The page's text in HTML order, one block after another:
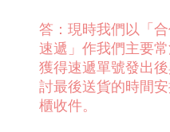
答：現時我們以「
速遞」作我們主要
獲得速遞單號發出
討最後送貨的時間
櫃收件。